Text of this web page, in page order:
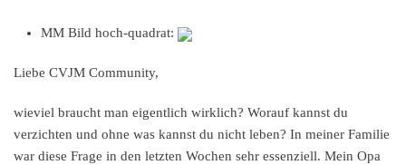
MM Bild hoch-quadrat:
Liebe CVJM Community,
wieviel braucht man eigentlich wirklich? Worauf kannst du
verzichten und ohne was kannst du nicht leben? In meiner Familie
war diese Frage in den letzten Wochen sehr essenziell. Mein Opa